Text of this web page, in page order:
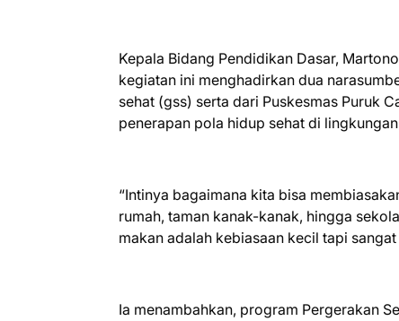
Kepala Bidang Pendidikan Dasar,
kegiatan ini menghadirkan dua
sehat (gss) serta dari Puskesmas Puruk
penerapan pola hidup sehat di
“Intinya bagaimana kita bisa
rumah, taman kanak-kanak, hingga
makan adalah kebiasaan kecil tapi
Ia menambahkan, program Pergerakan